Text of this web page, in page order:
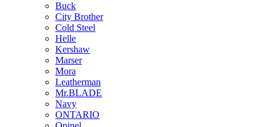
Buck
City Brother
Cold Steel
Helle
Kershaw
Marser
Mora
Leatherman
Mr.BLADE
Navy
ONTARIO